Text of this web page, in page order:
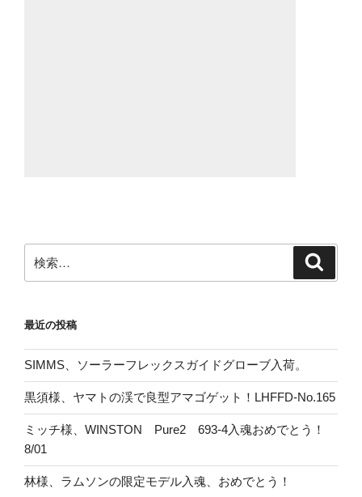
検
索:
最近の投稿
SIMMS、ソーラーフレックスガイドグローブ入荷。
黒須様、ヤマトの渓で良型アマゴゲット！LHFFD-No.165
ミッチ様、WINSTON Pure2 693-4入魂おめでとう！
8/01
林様、ラムソンの限定モデル入魂、おめでとう！